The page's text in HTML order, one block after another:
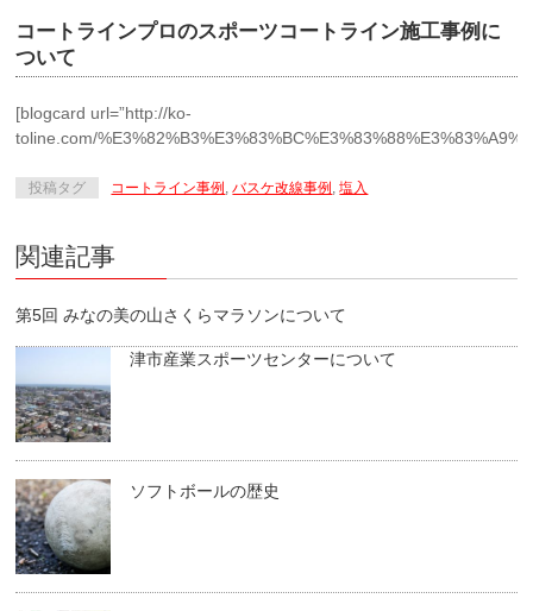
コートラインプロのスポーツコートライン施工事例に
ついて
[blogcard url=”http://ko-
toline.com/
投稿タグ コートライン事例 ,バスケ改線事例 ,塩入
関連記事
第5回 みなの美の山さくらマラソンについて
津市産業スポーツセンターについて
ソフトボールの歴史